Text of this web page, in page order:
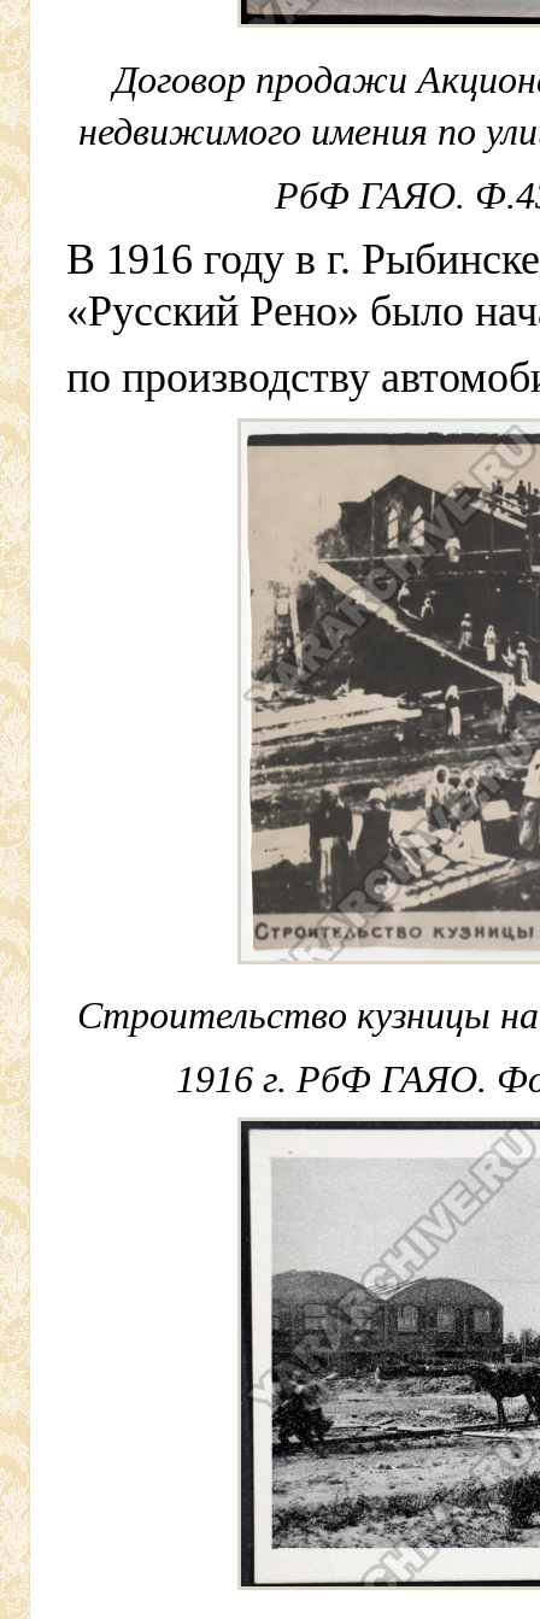
Договор продажи
недвижимого имения по
РбФ ГАЯО.
В 1916 году в г.
«Русский Рено» было
по производству
Строительство кузницы
1916 г. РбФ ГАЯО.